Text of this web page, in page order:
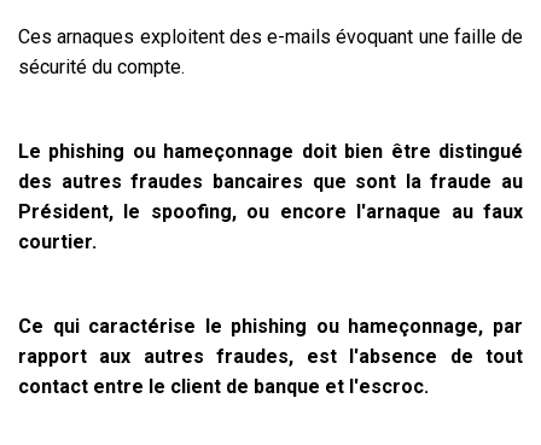
Ces arnaques exploitent des e-mails évoquant une faille de
sécurité du compte.
Le phishing ou hameçonnage doit bien être distingué
des autres fraudes bancaires que sont la fraude au
Président, le spoofing, ou encore l'arnaque au faux
courtier.
Ce qui caractérise le phishing ou hameçonnage, par
rapport aux autres fraudes, est l'absence de tout
contact entre le client de banque et l'escroc.